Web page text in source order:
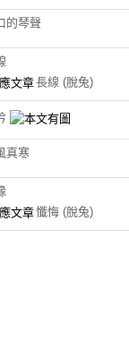
的琴聲
長線 (脫兔)
真寒
懺悔 (脫兔)